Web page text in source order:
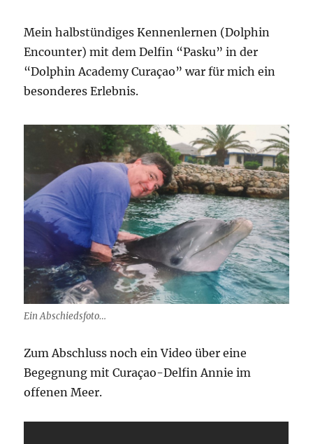
Mein halbstündiges Kennenlernen (Dolphin
Encounter) mit dem Delfin “Pasku” in der
“Dolphin Academy Curaçao” war für mich ein
besonderes Erlebnis.
Ein Abschiedsfoto…
Zum Abschluss noch ein Video über eine
Begegnung mit Curaçao-Delfin Annie im
offenen Meer.